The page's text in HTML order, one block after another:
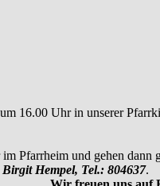
16.00 Uhr in unserer
Pfarrheim und gehen
Hempel, Tel.: 804637.